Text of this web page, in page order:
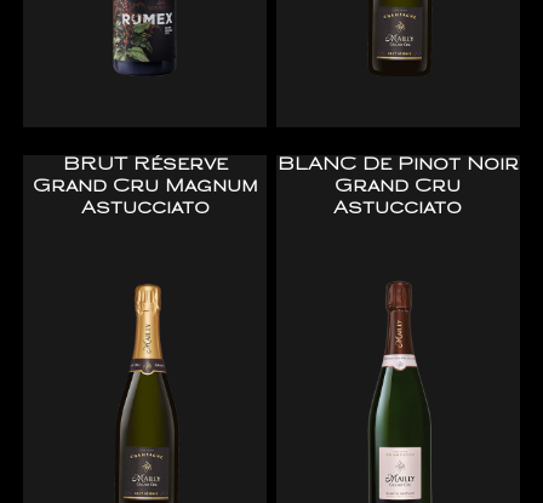
BRUT Réserve
Grand Cru Magnum
Astucciato
BLANC De Pinot Noir
Grand Cru
Astucciato